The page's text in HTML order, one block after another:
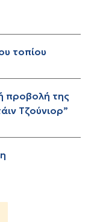
τοπίου
προβολή της
Τζούνιορ”